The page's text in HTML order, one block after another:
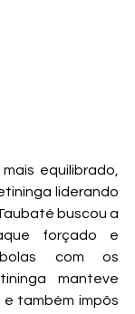
equilibrado,
liderando
buscou a
forçado e
com os
manteve
e também impôs